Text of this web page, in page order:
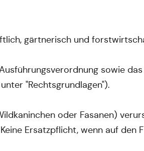
gärtnerisch und
sowie
"Rechtsgrundlagen").
oder Fasanen)
Ersatzpflicht, wenn auf den